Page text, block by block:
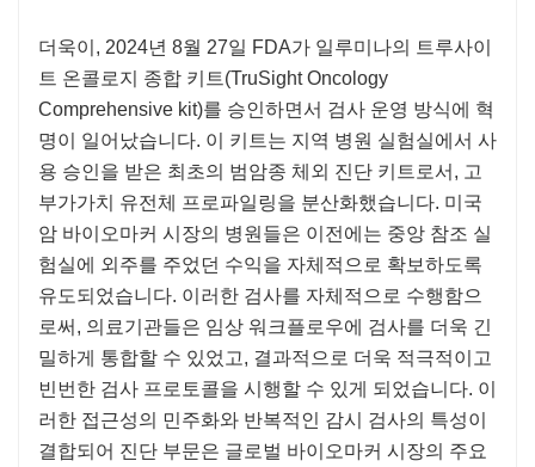
더욱이, 2024년 8월 27일 FDA가 일루미나의 트루사이
트 온콜로지 종합 키트(TruSight Oncology
Comprehensive kit)를 승인하면서 검사 운영 방식에 혁
명이 일어났습니다. 이 키트는 지역 병원 실험실에서 사
용 승인을 받은 최초의 범암종 체외 진단 키트로서, 고
부가가치 유전체 프로파일링을 분산화했습니다. 미국
암 바이오마커 시장의 병원들은 이전에는 중앙 참조 실
험실에 외주를 주었던 수익을 자체적으로 확보하도록
유도되었습니다. 이러한 검사를 자체적으로 수행함으
로써, 의료기관들은 임상 워크플로우에 검사를 더욱 긴
밀하게 통합할 수 있었고, 결과적으로 더욱 적극적이고
빈번한 검사 프로토콜을 시행할 수 있게 되었습니다. 이
러한 접근성의 민주화와 반복적인 감시 검사의 특성이
결합되어 진단 부문은 글로벌 바이오마커 시장의 주요